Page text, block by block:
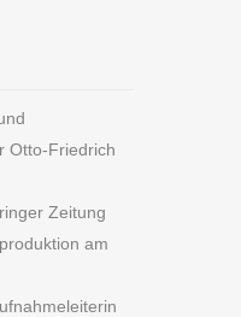
Otto-Friedrich
Zeitung
am